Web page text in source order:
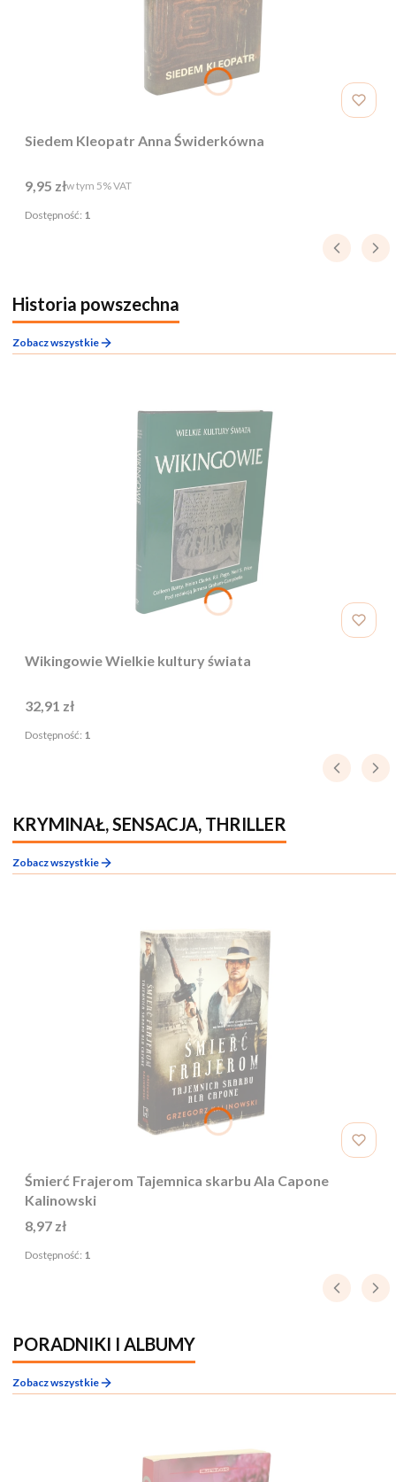
Siedem Kleopatr Anna Świderkówna
Cena brutto
9,95 złw tym %s VAT
w tym 5%VAT
Dostępność: 1
Historia powszechna
Zobacz wszystkie
Wikingowie Wielkie kultury świata
Cena
32,91 zł
Dostępność: 1
KRYMINAŁ, SENSACJA, THRILLER
Zobacz wszystkie
Śmierć Frajerom Tajemnica skarbu Ala Capone
Kalinowski
Cena
8,97 zł
Dostępność: 1
PORADNIKI I ALBUMY
Zobacz wszystkie